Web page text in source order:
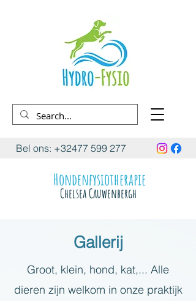
Hondenfysiotherapie
Chelsea Cauwenbergh
Bel ons: +32477 599 277
Gallerij
Groot, klein, hond, kat,... Alle
dieren zijn welkom in onze praktijk